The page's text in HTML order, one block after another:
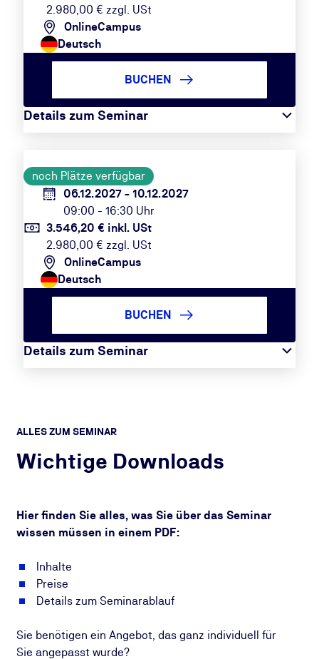
2.980,00 € zzgl. USt
OnlineCampus
Deutsch
Details zum Seminar
BUCHEN
noch Plätze verfügbar
06.12.2027 - 10.12.2027
09:00 - 16:30 Uhr
3.546,20 € inkl. USt
2.980,00 € zzgl. USt
OnlineCampus
Deutsch
Details zum Seminar
BUCHEN
ALLES ZUM SEMINAR
Wichtige Downloads
Hier finden Sie alles, was Sie über das Seminar
wissen müssen in einem PDF:
Inhalte
Preise
Details zum Seminarablauf
Sie benötigen ein Angebot, das ganz individuell für
Sie angepasst wurde?